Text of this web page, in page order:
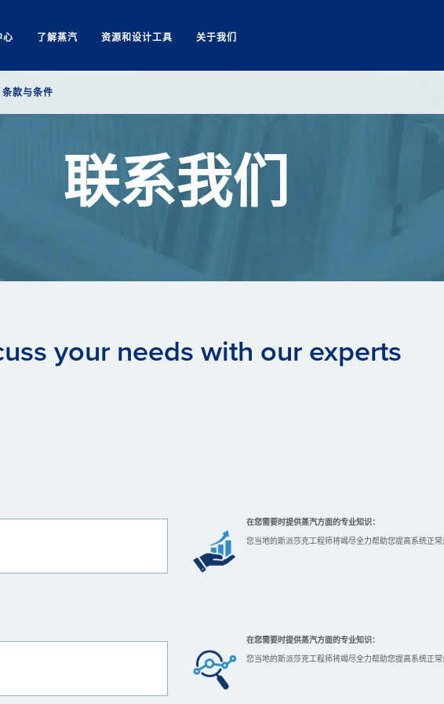
心 了解蒸汽 资源和设计工具 关于我们
条款与条件
联系我们
your needs with our experts
在您需要时提供蒸汽方面的专业知识：
您当地的斯派莎克工程师将竭尽全力帮助您提高系统正
在您需要时提供蒸汽方面的专业知识：
您当地的斯派莎克工程师将竭尽全力帮助您提高系统正